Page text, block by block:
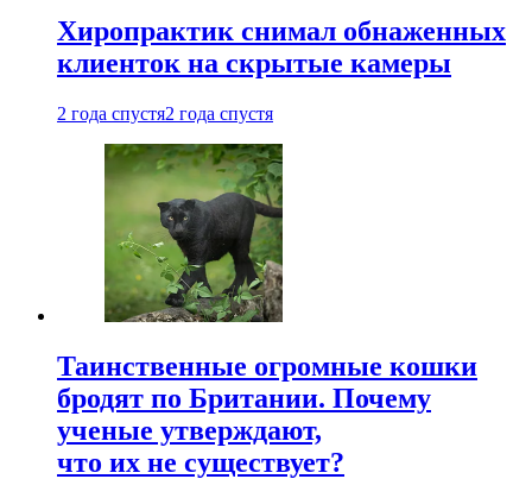
Хиропрактик снимал обнаженных
клиенток на скрытые камеры
2 года спустя2 года спустя
Таинственные огромные кошки
бродят по Британии. Почему
ученые утверждают,
что их не существует?